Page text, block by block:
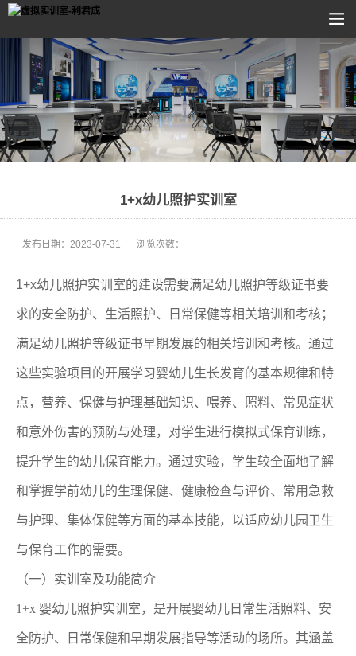
1+x幼儿照护实训室
发布日期： 2023-07-31 浏览次数：
1+x幼儿照护实训室的建设需要满足幼儿照护等级证书要
求的安全防护、生活照护、日常保健等相关培训和考核；
满足幼儿照护等级证书早期发展的相关培训和考核。通过
这些实验项目的开展学习婴幼儿生长发育的基本规律和特
点，营养、保健与护理基础知识、喂养、照料、常见症状
和意外伤害的预防与处理，对学生进行模拟式保育训练，
提升学生的幼儿保育能力。通过实验，学生较全面地了解
和掌握学前幼儿的生理保健、健康检查与评价、常用急救
与护理、集体保健等方面的基本技能，以适应幼儿园卫生
与保育工作的需要。
（一）实训室及功能简介
1+x 婴幼儿照护实训室，是开展婴幼儿日常生活照料、安
全防护、日常保健和早期发展指导等活动的场所。其涵盖